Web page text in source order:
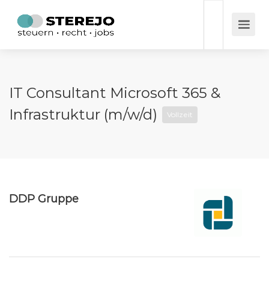
IT Consultant Microsoft 365 &
Infrastruktur (m/w/d)
Vollzeit
DDP Gruppe